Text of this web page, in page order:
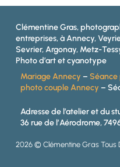
Clémentine Gras,
entreprises, à Annecy,
Sevrier, Argonay, Metz-
Photo d’art et cyanotype
Mariage Annecy –
photo couple Annecy –
Adresse de l’atelier et du
36 rue de l’Aérodrome,
2026 © Clémentine Gras Tous